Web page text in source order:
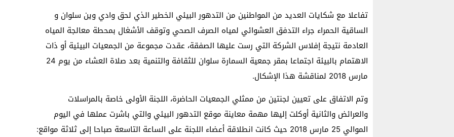
تفاعلا مع شكايات العديد من المواطنين من التدهور البيئي الخطير الذي لحق وادي وين سلوان و
الساقية الحمراء جراء التدفق العشوائي لمياه الصرف الصحي وتوقف الأشغال بمحطة معالجة المياه
العادمة نتيجة إفلاس الشركة التي رست عليها الصفقة، عقدت مجموعة من الجمعيات البيئية أو ذات
الاهتمام بالبيئة اجتماعا بمقر جمعية السمارة سلوان للثقافة والتنمية بعد صلاة العشاء من يوم 24
مارس 2018 لمناقشة هذا الإشكال.
وتم الاتفاق على تعيين لجنتين من ممثلي الجمعيات الحاضرة، اللجنة الأولى خاصة بالمراسلات
والعرائض والثانية أوكلت إليها مهمة معاينة موقع التدهور البيئي والتي باشرت عملها في اليوم
الموالي 25 مارس 2018 حيث كانت انطلاقة أعضاء اللجنة على الساعة التاسعة صباحا إلى ثلاثة مواقع: